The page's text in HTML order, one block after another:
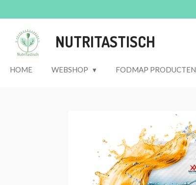
direct
naar
hoofdinhoud
NUTRITASTISCH
HOME WEBSHOP FODMAP PRODUCTEN